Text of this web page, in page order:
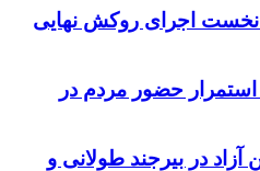
نخست اجرای روکش نهایی
حضور مردم در
در بیرجند طولانی و